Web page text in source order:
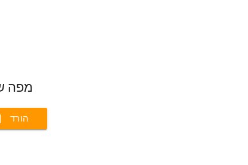
מפה
הורד